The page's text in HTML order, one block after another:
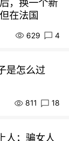
，换一个新
在法国
629 4
是怎么过
811 18
人；骗女人